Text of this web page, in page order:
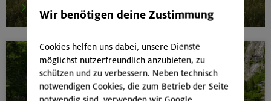
mehr
Wir benötigen deine Zustimmung
Cookies helfen uns dabei, unsere Dienste
möglichst nutzerfreundlich anzubieten, zu
schützen und zu verbessern. Neben technisch
notwendigen Cookies, die zum Betrieb der Seite